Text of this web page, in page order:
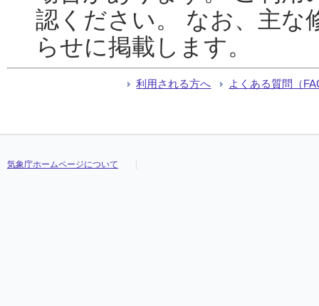
認ください。 なお、主な
らせに掲載します。
利用される方へ よくある質問（
気象庁ホームページについて